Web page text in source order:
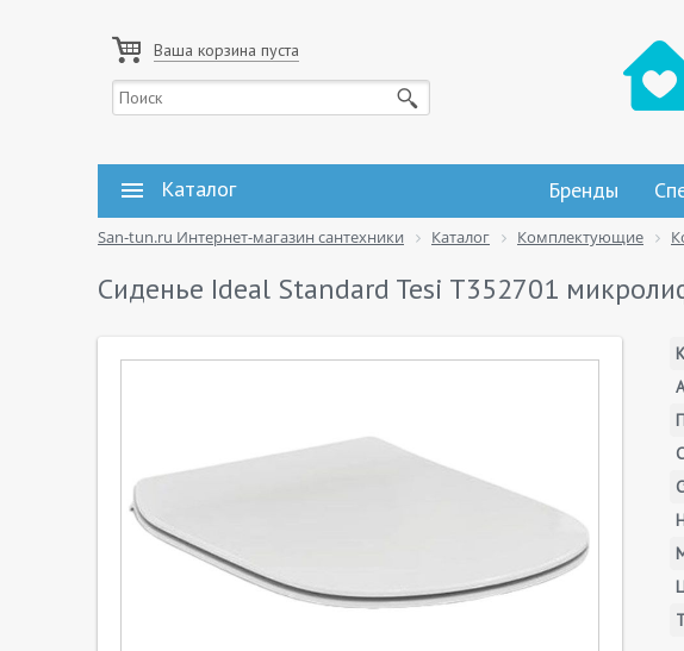
Ваша корзина пуста
Каталог Бренды
San-tun.ru Интернет-магазин сантехники Каталог Комплектующие
Сиденье Ideal Standard Tesi T352701